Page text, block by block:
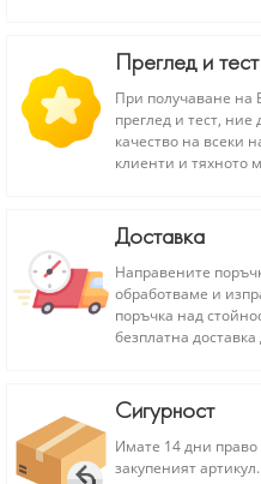
Преглед и тест
При получаване на
преглед и тест,
качество на всеки
клиенти и тяхното
Доставка
Направените
обработваме и
поръчка над
безплатна
Сигурност
Имате 14 дни
закупеният